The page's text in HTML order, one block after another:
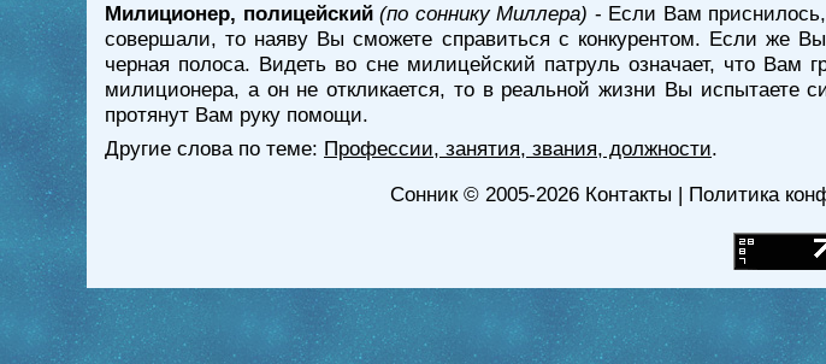
Милиционер, полицейский (по соннику Миллера) - Если Вам
совершали, то наяву Вы сможете справиться с конкурентом. Если же
черная полоса. Видеть во сне милицейский патруль означает, что
милиционера, а он не откликается, то в реальной жизни Вы испытаете
протянут Вам руку помощи.
Другие слова по теме: Профессии, занятия, звания, должности.
Сонник© 2005-2026 Контакты | Политика